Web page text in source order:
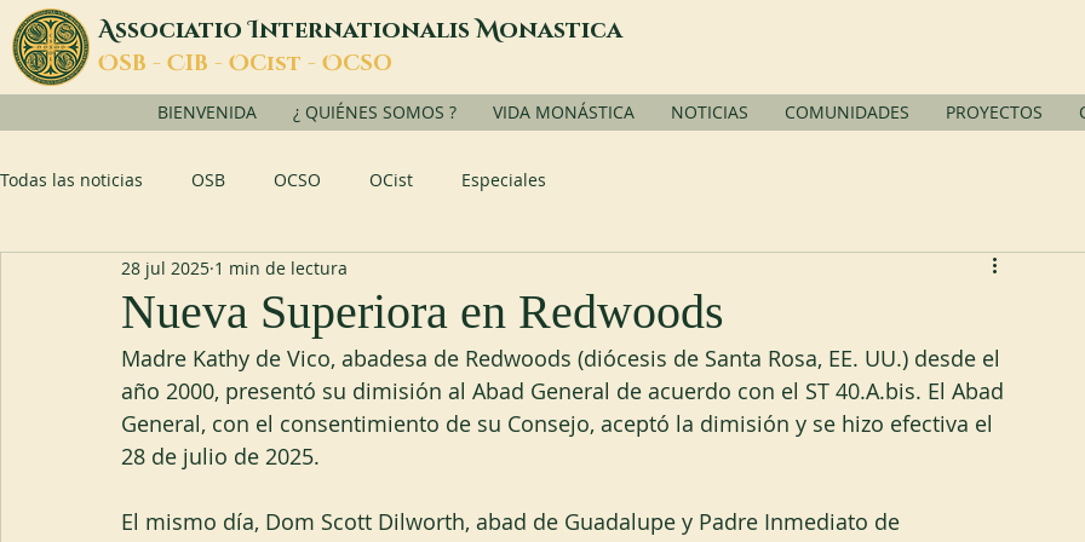
AssociatioInternationalisMonastica
OSB - CIB - OCist - OCSO
BIENVENIDA ¿ QUIÉNES SOMOS ? VIDA MONÁSTICA NOTICIAS COMUNIDADES PROYECTOS
Todas las noticias OSB OCSO OCist Especiales
Nueva Superiora en Redwoods
28 jul 2025 1 min de lectura
Madre Kathy de Vico, abadesa de Redwoods (diócesis de Santa Rosa, EE. UU.) desde el
año 2000, presentó su dimisión al Abad General de acuerdo con el ST 40.A.bis. El Abad
General, con el consentimiento de su Consejo, aceptó la dimisión y se hizo efectiva el
28 de julio de 2025.
El mismo día, Dom Scott Dilworth, abad de Guadalupe y Padre Inmediato de